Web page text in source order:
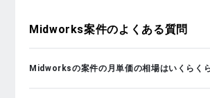
Midworks案件のよくある質問
Midworksの案件の月単価の相場はいくらく